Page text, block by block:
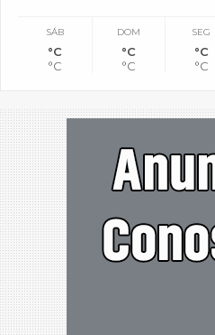
SÁB
°C
°C
DOM
°C
°C
SEG
°C
°C